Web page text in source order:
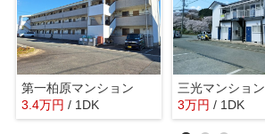
第一柏原マンション
3.4万円 / 1DK
三光マンション
3万円 / 1DK